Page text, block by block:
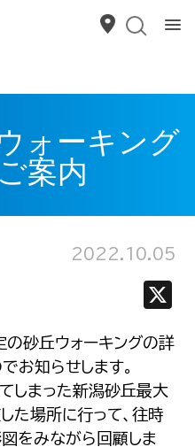
ォーキング
案内
2022.10.05
砂丘ウォーキングの詳
お知らせします。
しまった新潟砂丘最大
た場所に行って、往時
をみながら回顧しま